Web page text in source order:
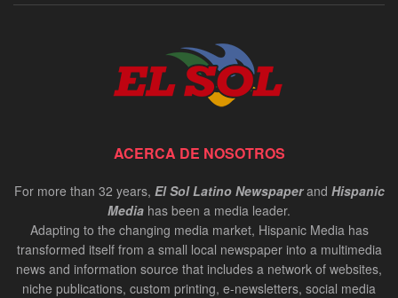
ACERCA DE NOSOTROS
For more than 32 years, El Sol Latino Newspaperand Hispanic
Media has been a media leader.
Adapting to the changing media market, Hispanic Media has
transformed itself from a small local newspaper into a multimedia
news and information source that includes a network of websites,
niche publications, custom printing, e-newsletters, social media